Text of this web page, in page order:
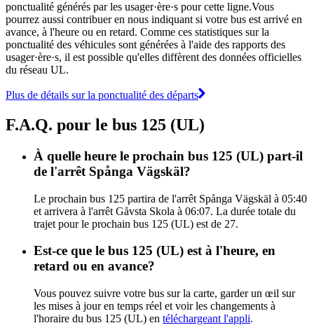
ponctualité générés par les usager·ère·s pour cette ligne.Vous
pourrez aussi contribuer en nous indiquant si votre bus est arrivé en
avance, à l'heure ou en retard. Comme ces statistiques sur la
ponctualité des véhicules sont générées à l'aide des rapports des
usager·ère·s, il est possible qu'elles diffèrent des données officielles
du réseau UL.
Plus de détails sur la ponctualité des départs
F.A.Q. pour le bus 125 (UL)
À quelle heure le prochain bus 125 (UL) part-il
de l'arrêt Spånga Vägskäl?
Le prochain bus 125 partira de l'arrêt Spånga Vägskäl à 05:40
et arrivera à l'arrêt Gåvsta Skola à 06:07. La durée totale du
trajet pour le prochain bus 125 (UL) est de 27.
Est-ce que le bus 125 (UL) est à l'heure, en
retard ou en avance?
Vous pouvez suivre votre bus sur la carte, garder un œil sur
les mises à jour en temps réel et voir les changements à
l'horaire du bus 125 (UL) en téléchargeant l'appli.